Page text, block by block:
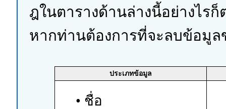
ฎในตารางด้านล่างนี้อย่างไร
หากท่านต้องการที่จะลบข้อมูล
ประเภทข้อมูล
• ชื่อ